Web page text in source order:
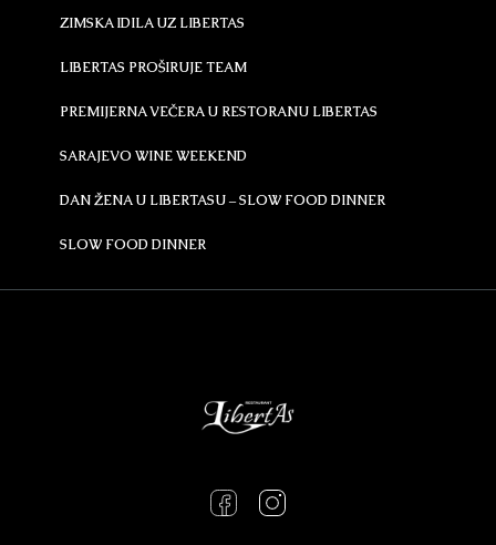
ZIMSKA IDILA UZ LIBERTAS
LIBERTAS PROŠIRUJE TEAM
PREMIJERNA VEČERA U RESTORANU LIBERTAS
SARAJEVO WINE WEEKEND
DAN ŽENA U LIBERTASU – SLOW FOOD DINNER
SLOW FOOD DINNER